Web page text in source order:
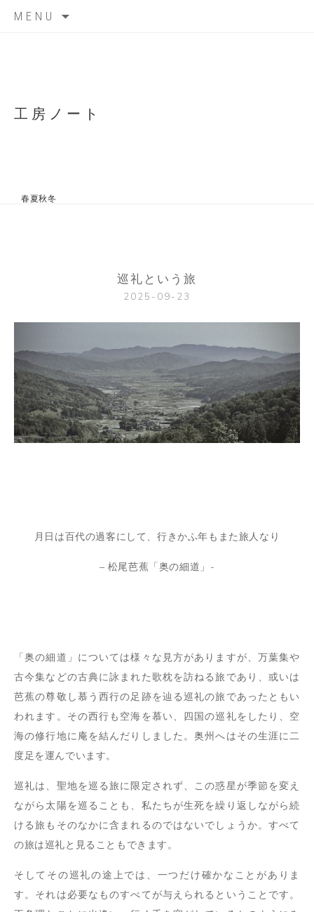
MENU
工房ノート
春夏秋冬
巡礼という旅
2025-09-23
月日は百代の過客にして、行きかふ年もまた旅人なり
– 松尾芭蕉「奥の細道」-
「奥の細道」については様々な見方がありますが、万葉集や
古今集などの古典に詠まれた歌枕を訪ねる旅であり、或いは
芭蕉の尊敬し慕う西行の足跡を辿る巡礼の旅であったともい
われます。その西行も空海を慕い、四国の巡礼をしたり、空
海の修行地に庵を結んだりしました。奥州へはその生涯に二
度足を運んでいます。
巡礼は、聖地を巡る旅に限定されず、この惑星が季節を変え
ながら太陽を巡ることも、私たちが生死を繰り返しながら続
ける旅もそのなかに含まれるのではないでしょうか。すべて
の旅は巡礼と見ることもできます。
そしてその巡礼の途上では、一つだけ確かなことがありま
す。それは必要なものすべてが与えられるということです。